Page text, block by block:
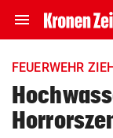
menu Navigation
ein-/
account_circle Anmelden
FEUERWEHR